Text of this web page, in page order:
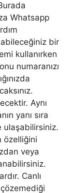
Whatsapp
bir
kullanırken
numaranızı
Aynı
yanı sıra
ulaşabilirsiniz.
özelliğini
veya
Canlı